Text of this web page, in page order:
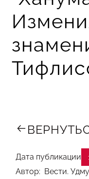
Дата публикации
Автор: Вести.